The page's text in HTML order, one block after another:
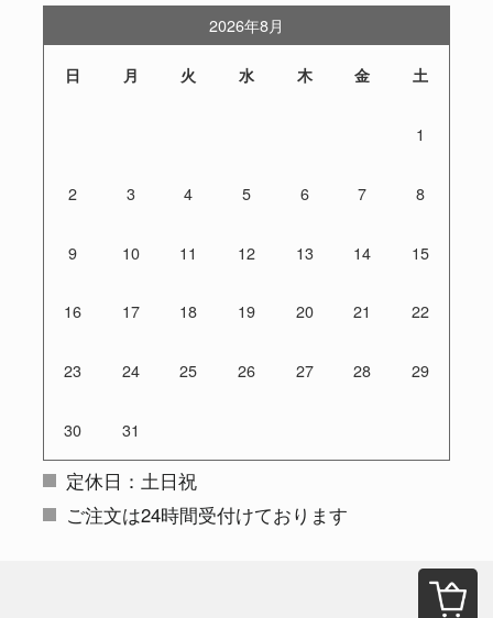
2026年8月
日 月 火 水 木 金 土
1
2 3 4 5 6 7 8
9 10 11 12 13 14 15
16 17 18 19 20 21 22
23 24 25 26 27 28 29
30 31
定休日：土日祝
ご注文は24時間受付けております